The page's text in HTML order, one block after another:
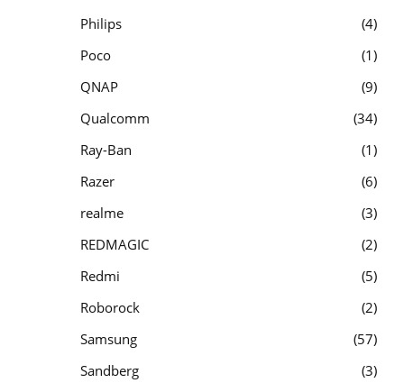
Philips
4
Poco
1
QNAP
9
Qualcomm
34
Ray-Ban
1
Razer
6
realme
3
REDMAGIC
2
Redmi
5
Roborock
2
Samsung
57
Sandberg
3